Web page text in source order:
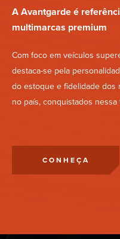
A Avantgarde é
multimarcas premium
Com foco em veículos
destaca-se pela
do estoque e fidelidade dos
no país, conquistados nessa
CONHEÇA